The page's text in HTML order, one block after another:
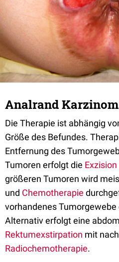
Analrand Karzinom
Die Therapie ist abhängig
Größe des Befundes.
Entfernung des
Tumoren erfolgt die Exzision
größeren Tumoren wird
und Chemotherapie
vorhandenes
Alternativ erfolgt eine
Rektumexstirpation mit
Radiochemotherapie.